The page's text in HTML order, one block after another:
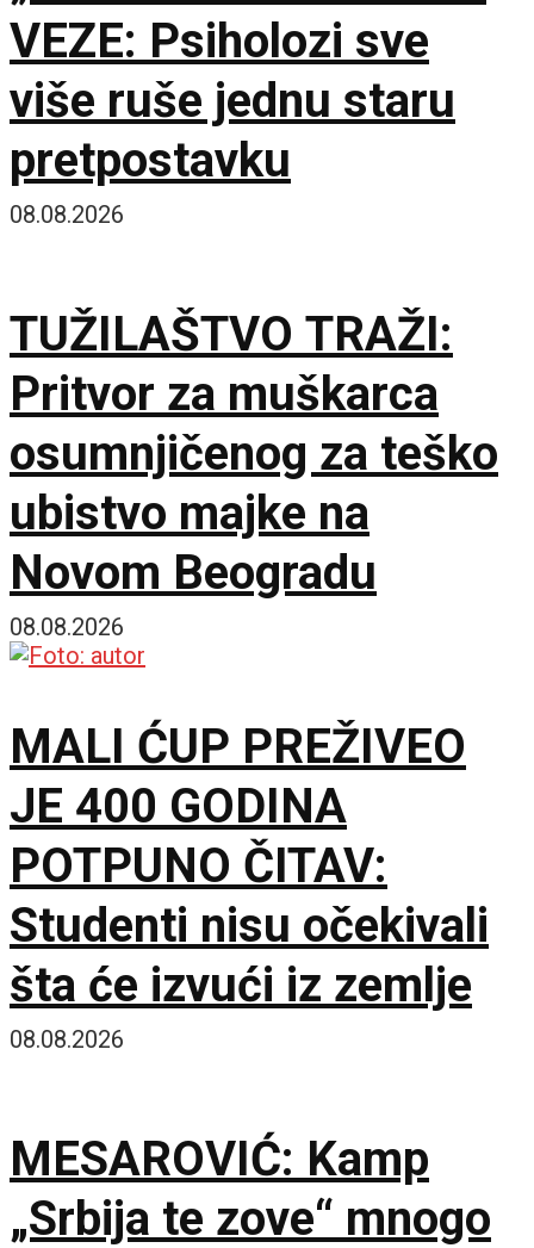
VEZE: Psiholozi sve
više ruše jednu staru
pretpostavku
08.08.2026
TUŽILAŠTVO TRAŽI:
Pritvor za muškarca
osumnjičenog za teško
ubistvo majke na
Novom Beogradu
08.08.2026
MALI ĆUP PREŽIVEO
JE 400 GODINA
POTPUNO ČITAV:
Studenti nisu očekivali
šta će izvući iz zemlje
08.08.2026
MESAROVIĆ: Kamp
„Srbija te zove“ mnogo